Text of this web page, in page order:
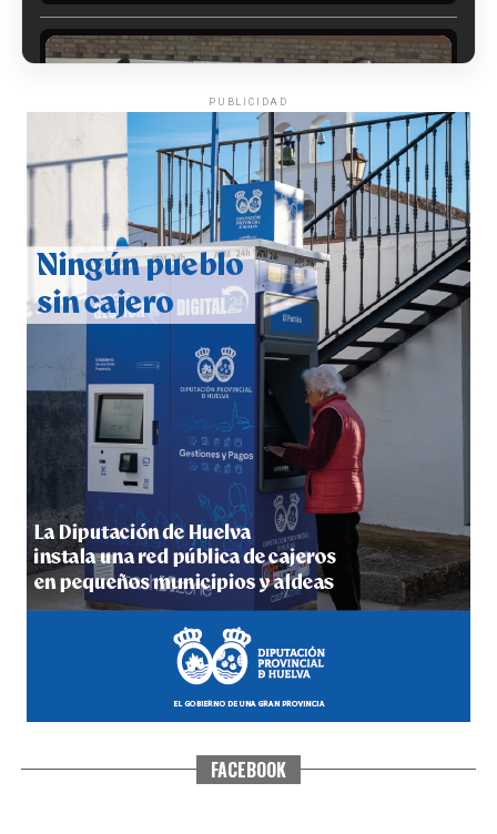
CUARTA CORRIDA DE LAS FIESTAS COLOMBINAS
2026
hace 5 días·Huelvatv
4º DÍA DE LAS FIESTAS COLOMBINAS 2026
hace 5 días·Huelvatv
SEXTA CORRIDA DE LAS FIESTAS COLOMBINAS
PUBLICIDAD
FACEBOOK